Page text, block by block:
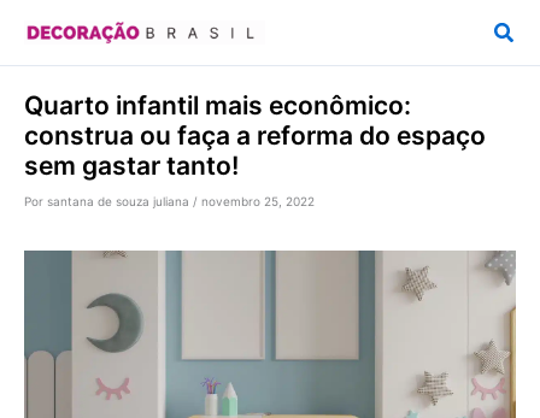
conteúdo
Quarto infantil mais econômico:
construa ou faça a reforma do espaço
sem gastar tanto!
Por santana de souza juliana / novembro 25, 2022